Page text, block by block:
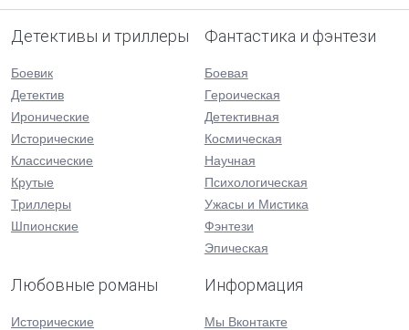
Детективы и триллеры
Боевик
Детектив
Иронические
Исторические
Классические
Крутые
Триллеры
Шпионские
Фантастика и фэнтези
Боевая
Героическая
Детективная
Космическая
Научная
Психологическая
Ужасы и Мистика
Фэнтези
Эпическая
Любовные романы
Исторические
Информация
Мы Вконтакте